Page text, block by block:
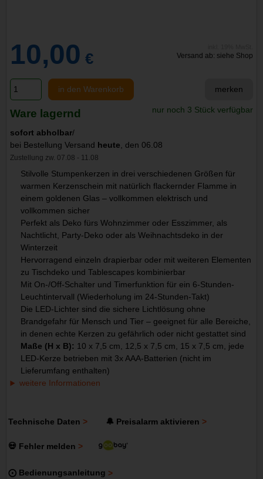
10,00 € Versand ab: siehe Shop
in den Warenkorb merken
Ware lagernd nur noch 3 Stück verfügbar
sofort abholbar/
bei Bestellung Versand heute, den 06.08
Zustellung zw. 07.08 - 11.08
Stilvolle Stumpenkerzen in drei verschiedenen Größen für
warmen Kerzenschein mit natürlich flackernder Flamme in
einem goldenen Glas – vollkommen elektrisch und
vollkommen sicher
Perfekt als Deko fürs Wohnzimmer oder Esszimmer, als
Nachtlicht, Party-Deko oder als Weihnachtsdeko in der
Winterzeit
Hervorragend einzeln drapierbar oder mit weiteren Elementen
zu Tischdeko und Tablescapes kombinierbar
Mit On-/Off-Schalter und Timerfunktion für ein 6-Stunden-
Leuchtintervall (Wiederholung im 24-Stunden-Takt)
Die LED-Lichter sind die sichere Lichtlösung ohne
Brandgefahr für Mensch und Tier – geeignet für alle Bereiche,
in denen echte Kerzen zu gefährlich oder nicht gestattet sind
Maße (H x B): 10 x 7,5 cm, 12,5 x 7,5 cm, 15 x 7,5 cm, jede
LED-Kerze betrieben mit 3x AAA-Batterien (nicht im
Lieferumfang enthalten)
weitere Informationen
Technische Daten 🔔 Preisalarm aktivieren
💀 Fehler melden
⨀ Bedienungsanleitung